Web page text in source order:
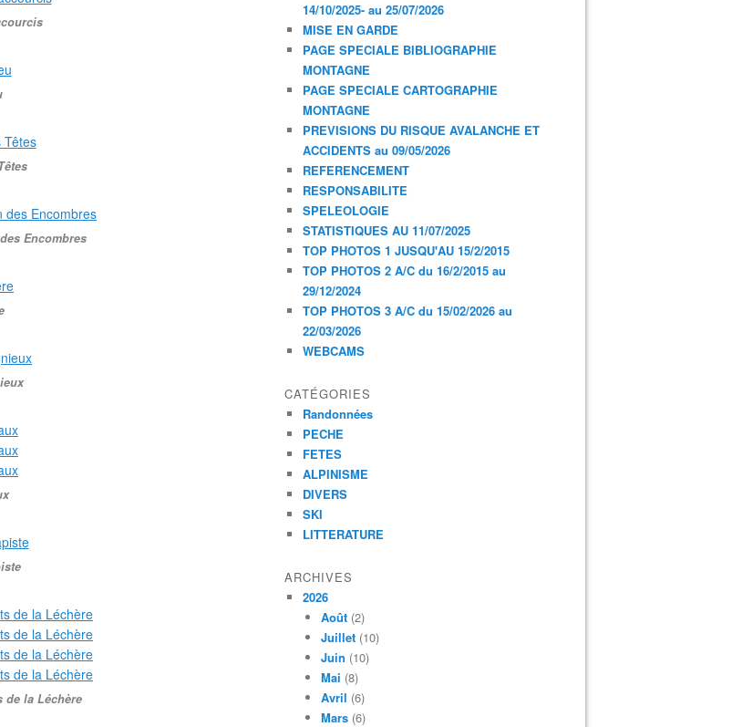
Encombres
de la Léchère
14/10/2025- au 25/07/2026
MISE EN GARDE
PAGE SPECIALE BIBLIOGRAPHIE
MONTAGNE
PAGE SPECIALE CARTOGRAPHIE
MONTAGNE
PREVISIONS DU RISQUE AVALANCHE ET
ACCIDENTS au 09/05/2026
REFERENCEMENT
RESPONSABILITE
SPELEOLOGIE
STATISTIQUES AU 11/07/2025
TOP PHOTOS 1 JUSQU'AU 15/2/2015
TOP PHOTOS 2 A/C du 16/2/2015 au
29/12/2024
TOP PHOTOS 3 A/C du 15/02/2026 au
22/03/2026
WEBCAMS
CATÉGORIES
Randonnées
PECHE
FETES
ALPINISME
DIVERS
SKI
LITTERATURE
ARCHIVES
2026
Août (2)
Juillet (10)
Juin (10)
Mai (8)
Avril (6)
Mars (6)